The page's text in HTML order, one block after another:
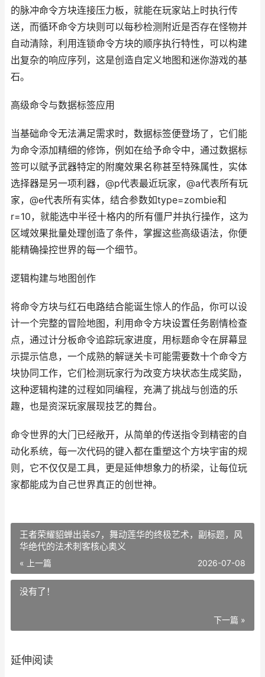
的脉冲命令方块连接压力板，就能在玩家站上时执行传
送，而循环命令方块则可以每秒检测附近是否存在怪物并
自动清除，利用连锁命令方块的顺序执行特性，可以构建
出复杂的响应序列，这是创造自定义地图和迷你游戏的基
石。
高级命令与数据标签应用
当基础命令无法满足需求时，数据标签便登场了，它们能
为命令添加精细的修饰，例如在给予命令中，通过数据标
签可以赋予武器特定的附魔效果名称甚至特殊属性，实体
选择器是另一项利器，@p代表最近玩家，@a代表所有玩
家，@e代表所有实体，结合参数如type=zombie和
r=10，就能选中半径十格内的所有僵尸并执行操作，这为
区域效果批量处理创造了条件，掌握这些高级语法，你便
能精确操控世界的每一个细节。
逻辑构建与地图创作
将命令方块与红石电路结合能诞生惊人的作品，你可以设
计一个完整的冒险地图，利用命令方块设置任务剧情检查
点，通过计分板命令追踪玩家进度，用标题命令在屏幕显
示提示信息，一个成熟的解谜关卡可能需要数十个命令方
块协同工作，它们检测玩家行为改变方块状态生成奖励，
这种逻辑构建的过程如同编程，充满了挑战与创造的乐
趣，也是资深玩家展现技艺的舞台。
命令世界的大门已经敞开，从简单的传送指令到精密的自
动化系统，每一次代码的键入都在重塑这个方块宇宙的规
则，它不仅仅是工具，更是延伸想象力的桥梁，让每位玩
家都能成为自己世界真正的创世神。
王者荣耀貂蝉出装s7，舞动莲华的终极艺术，副标题，风
华绝代的法术刺客核心奥义
« 上一篇 2026-07-08
没有了！
下一篇 »
延伸阅读